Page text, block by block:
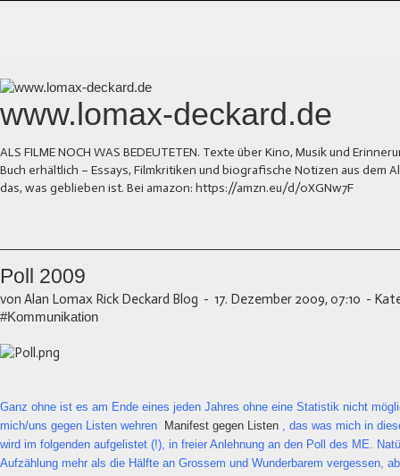
www.lomax-deckard.de
ALS FILME NOCH WAS BEDEUTETEN. Texte über Kino, Musik und
Buch erhältlich – Essays, Filmkritiken und biografische Notizen aus dem
das, was geblieben ist. Bei amazon: https://amzn.eu/d/0XGNw7F
Poll 2009
von Alan Lomax Rick Deckard Blog - 17. Dezember 2009, 07:10 -
#Kommunikation
Ganz ohne ist es am Ende eines jeden Jahres ohne eine Statistik nicht
mich/uns gegen Listen wehren
Manifest gegen Listen , das was mich in
wird im folgenden aufgelistet (!), in freier Anlehnung an den Poll des ME.
Aufzählung mehr als die Hälfte an Grossem und Wunderbarem vergessen,